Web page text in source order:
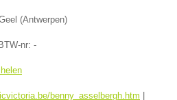
(Antwerpen)
BTW-nr: -
benny_asselbergh.htm |